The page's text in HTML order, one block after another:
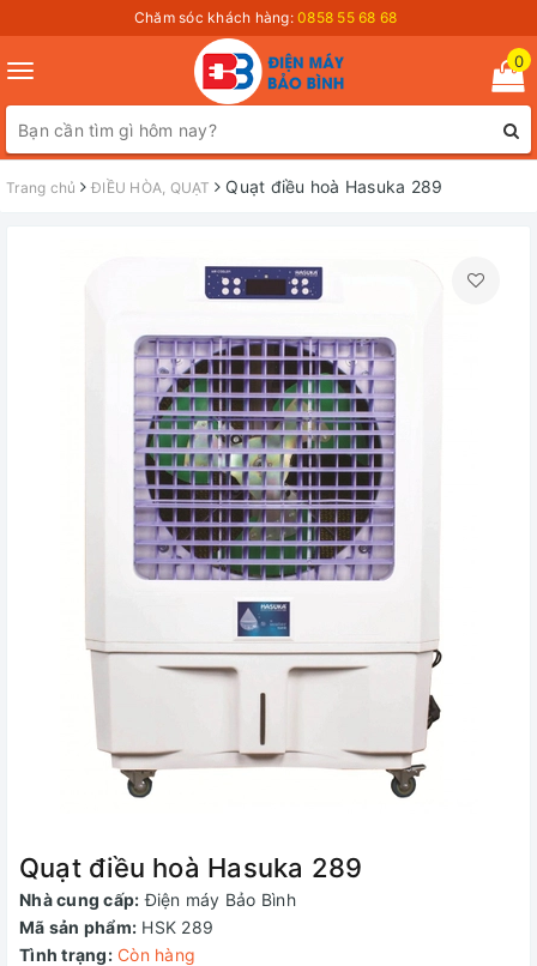
Chăm sóc khách hàng: 0858 55 68 68
Toggle
navigation
0
Trang chủ ĐIỀU HÒA, QUẠT Quạt điều hoà Hasuka 289
Quạt điều hoà Hasuka 289
Nhà cung cấp: Điện máy Bảo Bình
Mã sản phẩm: HSK 289
Tình trạng: Còn hàng